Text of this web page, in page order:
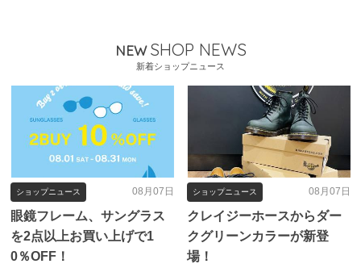
NEW SHOP NEWS
新着ショップニュース
08月07日
ショップニュース
眼鏡フレーム、サングラス
を2点以上お買い上げで1
0％OFF！
08月07日
ショップニュース
クレイジーホースからダー
クグリーンカラーが新登
場！